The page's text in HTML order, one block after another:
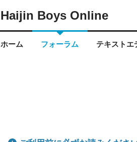
Haijin Boys Online
ホーム フォーラム テキストエ